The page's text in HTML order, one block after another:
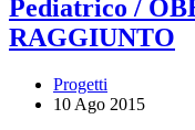
Pediatrico /
RAGGIUNTO
Progetti
10 Ago 2015